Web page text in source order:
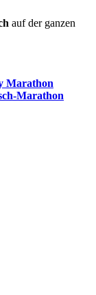
auf der ganzen
Marathon
Marathon